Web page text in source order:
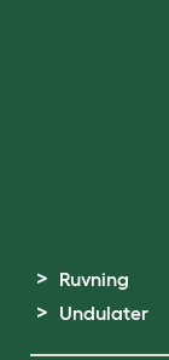
Ruvning
Undulater